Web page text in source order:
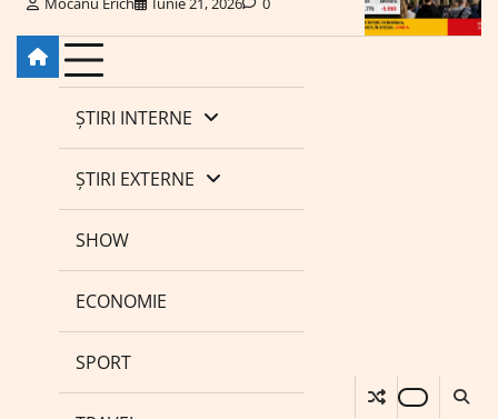
ȘTIRI INTERNE
ȘTIRI EXTERNE
SHOW
ECONOMIE
SPORT